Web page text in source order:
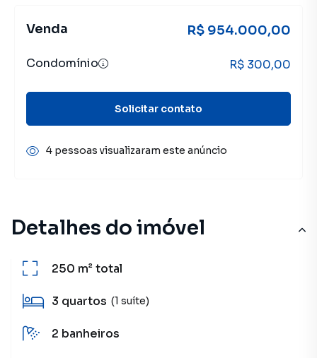
Detalhes do imóvel
250 m²total
3 quartos (1 suíte)
2 banheiros
Venda R$ 954.000,00
Condomínio R$ 300,00
Solicitar contato
4 pessoas visualizaram este anúncio